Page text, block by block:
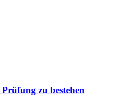
zu bestehen